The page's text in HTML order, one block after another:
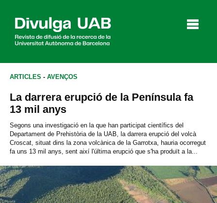
Entrevistes
Agenda
Español
ARTICLES - AVENÇOS
La darrera erupció de la Península fa
13 mil anys
Segons una investigació en la que han participat científics del
Departament de Prehistòria de la UAB, la darrera erupció del volcà
Croscat, situat dins la zona volcànica de la Garrotxa, hauria ocorregut
fa uns 13 mil anys, sent així l'última erupció que s'ha produït a la...